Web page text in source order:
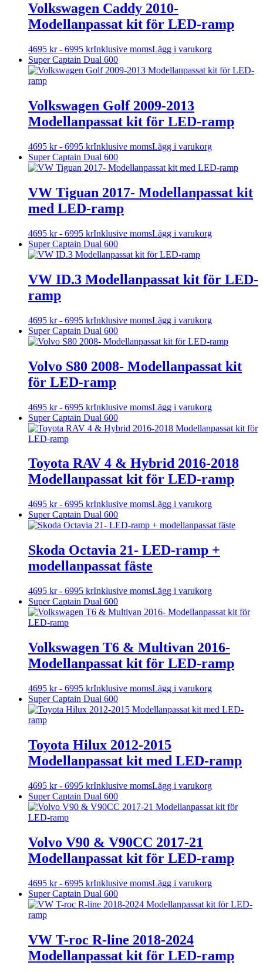
olika
kan
på
Volkswagen Caddy 2010-
Modellanpassat kit för LED-ramp
4695 kr- 6995 krInklusive momsLägg i varukorgDen
produkten
olika
kan
väljas
på
produktsidan
Super Captain Dual 600
Volkswagen Golf 2009-2013
Modellanpassat kit för LED-ramp
4695 kr- 6995 krInklusive momsLägg i varukorgDen
produkten
varianter.
alternativen
kan
produktsidan
Super Captain Dual 600
VW Tiguan 2017- Modellanpassat kit
med LED-ramp
4695 kr- 6995 krInklusive momsLägg i varukorgDen
flera
varianter.
alternativen
kan
väljas
på
produktsidan
Super Captain Dual 600
VW ID.3 Modellanpassat kit för LED-
ramp
4695 kr- 6995 krInklusive momsLägg i varukorgDen
produkten
flera
varianter.
alternativen
kan
väljas
på
Super Captain Dual 600
Volvo S80 2008- Modellanpassat kit
för LED-ramp
4695 kr- 6995 krInklusive momsLägg i varukorgDen
produkten
varianter.
De
olika
kan
på
Super Captain Dual 600
Toyota RAV 4 & Hybrid 2016-2018
Modellanpassat kit för LED-ramp
4695 kr- 6995 krInklusive momsLägg i varukorgDen
produkten
flera
varianter.
alternativen
kan
väljas
på
Super Captain Dual 600
Skoda Octavia 21- LED-ramp +
modellanpassat fäste
4695 kr- 6995 krInklusive momsLägg i varukorgDen
produkten
varianter.
De
olika
kan
väljas
på
produktsidan
Super Captain Dual 600
Volkswagen T6 & Multivan 2016-
Modellanpassat kit för LED-ramp
4695 kr- 6995 krInklusive momsLägg i varukorgDen
produkten
olika
kan
väljas
på
produktsidan
Super Captain Dual 600
Toyota Hilux 2012-2015
Modellanpassat kit med LED-ramp
4695 kr- 6995 krInklusive momsLägg i varukorgDen
produkten
olika
kan
väljas
på
produktsidan
Super Captain Dual 600
Volvo V90 & V90CC 2017-21
Modellanpassat kit för LED-ramp
4695 kr- 6995 krInklusive momsLägg i varukorgDen
produkten
olika
Super Captain Dual 600
VW T-roc R-line 2018-2024
Modellanpassat kit för LED-ramp